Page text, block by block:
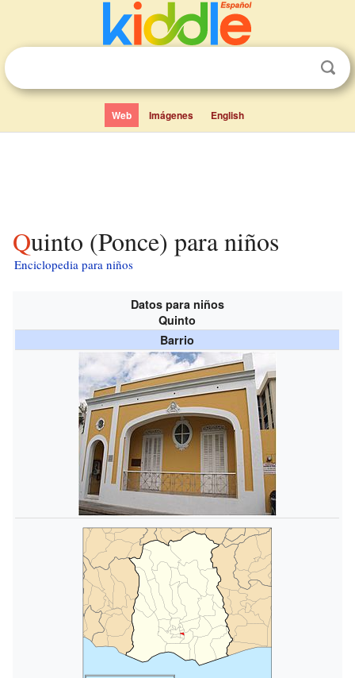
Web Imágenes English
Quinto (Ponce) para niños
Enciclopedia para niños
Datos para niños
Quinto
Barrio